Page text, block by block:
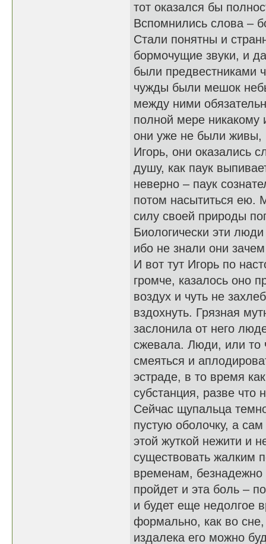
тот оказался бы
Вспомнились слова –
Стали понятны и
бормочущие звуки, и
были предвестниками
чужды были мешок
между ними
полной мере
они уже не были живы,
Игорь, они оказались
душу, как паук
неверно – паук
потом насытиться ею.
силу своей природы
Биологически эти
ибо не знали они
И вот тут Игорь по
громче, казалось оно
воздух и чуть не
вздохнуть. Грязная
заслонила от него
сжевала. Люди, или то
смеяться и
эстраде, в то время
субстанция, разве
Сейчас щупальца
пустую оболочку, а
этой жуткой нежити и
существовать жалким
временам, безнадежно
пройдет и эта боль –
и будет еще недолгое
формально, как во
издалека его можно